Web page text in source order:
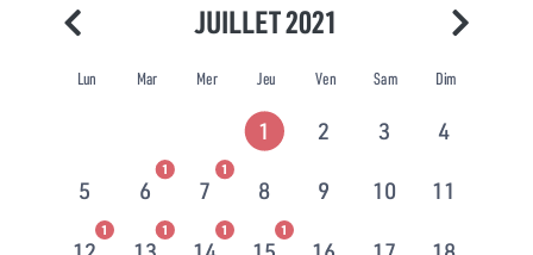
JUILLET 2021
Lun Mar Mer Jeu Ven Sam Dim
1 2 3 4
5 6
1
7
1
8 9 10 11
1 1 1 1